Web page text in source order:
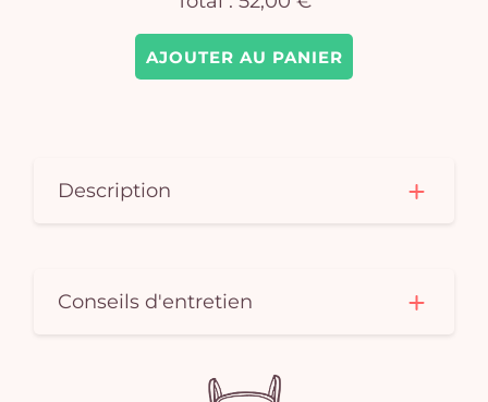
AJOUTER AU PANIER
Description
Conseils d'entretien